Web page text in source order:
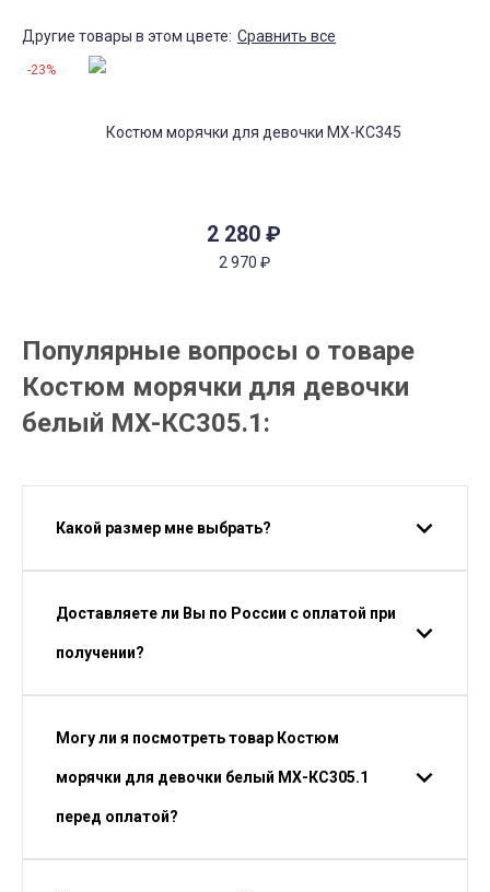
Другие товары в этом цвете: Сравнить все
2 280 ₽
2 970 ₽
-23%
Популярные вопросы о товаре
Костюм морячки для девочки
белый МХ-КС305.1:
Какой размер мне выбрать?
Доставляете ли Вы по России с оплатой при
получении?
Могу ли я посмотреть товар Костюм
морячки для девочки белый МХ-КС305.1
перед оплатой?